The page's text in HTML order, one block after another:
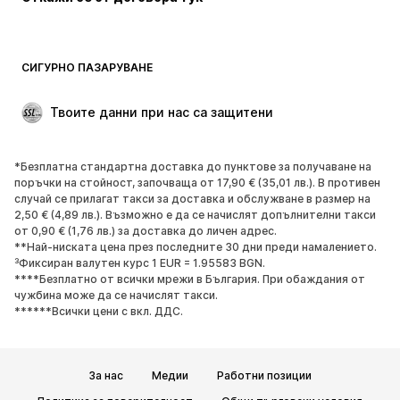
Специални Поводи
ОБУВКИ
НОВО
Популярно
Маратонки
Боти
Обувки с висок ток
Ботуши
Сандали
Ниски обувки
Спортни обувки
СИГУРНО ПАЗАРУВАНЕ
Твоите данни при нас са защитени
*Безплатна стандартна доставка до пунктове за получаване на
поръчки на стойност, започваща от 17,90 € (35,01 лв.). В противен
случай се прилагат такси за доставка и обслужване в размер на
2,50 € (4,89 лв.). Възможно е да се начислят допълнителни такси
от 0,90 € (1,76 лв.) за доставка до личен адрес.
**Най-ниската цена през последните 30 дни преди намалението.
³Фиксиран валутен курс 1 EUR = 1.95583 BGN.
****Безплатно от всички мрежи в България. При обаждания от
чужбина може да се начислят такси.
******Всички цени с вкл. ДДС.
За нас Медии
Работни позиции